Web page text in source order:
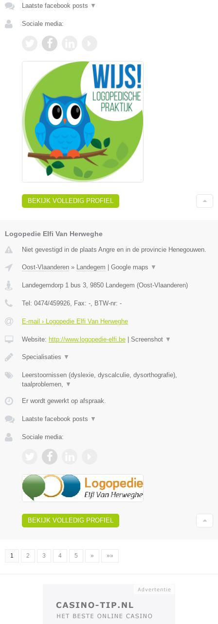
Laatste facebook posts ▼
Sociale media:
BEKIJK VOLLEDIG PROFIEL
Logopedie Elfi Van Herweghe
Niet gevestigd in de plaats Angre en in de provincie Henegouwen.
Oost-Vlaanderen » Landegem Google maps ▼
Landegemdorp 1 bus 3, 9850 Landegem (Oost-Vlaanderen)
Tel: 0474/459926, Fax: -, BTW-nr: -
E-mail › Logopedie Elfi Van Herweghe
Website: http://www.logopedie-elfi.be Screenshot ▼
​Specialisaties ▼
Leerstoornissen (dyslexie, dyscalculie, dysorthografie),
taalproblemen, ▼
Er wordt gewerkt op afspraak.
Laatste facebook posts ▼
Sociale media:
BEKIJK VOLLEDIG PROFIEL
1 2 3 4 5 » »»